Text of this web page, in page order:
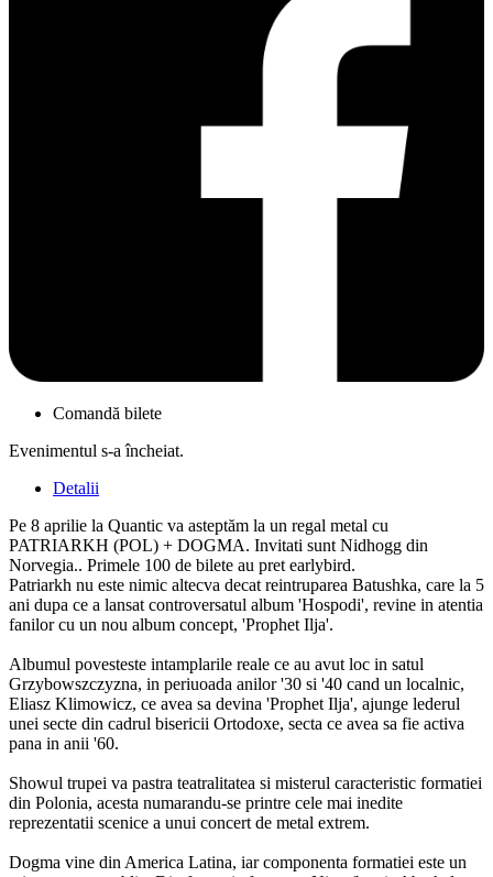
Comandă bilete
Evenimentul s-a încheiat.
Detalii
Pe 8 aprilie la Quantic va asteptăm la un regal metal cu
PATRIARKH (POL) + DOGMA. Invitati sunt Nidhogg din
Norvegia.. Primele 100 de bilete au pret earlybird.
Patriarkh nu este nimic altecva decat reintruparea Batushka, care la 5
ani dupa ce a lansat controversatul album 'Hospodi', revine in atentia
fanilor cu un nou album concept, 'Prophet Ilja'.
Albumul povesteste intamplarile reale ce au avut loc in satul
Grzybowszczyzna, in periuoada anilor '30 si '40 cand un localnic,
Eliasz Klimowicz, ce avea sa devina 'Prophet Ilja', ajunge lederul
unei secte din cadrul bisericii Ortodoxe, secta ce avea sa fie activa
pana in anii '60.
Showul trupei va pastra teatralitatea si misterul caracteristic formatiei
din Polonia, acesta numarandu-se printre cele mai inedite
reprezentatii scenice a unui concert de metal extrem.
Dogma vine din America Latina, iar componenta formatiei este un